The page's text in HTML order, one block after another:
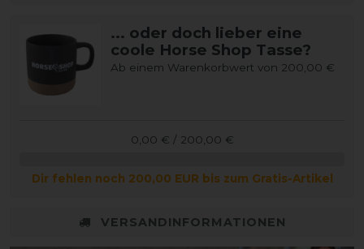
... oder doch lieber eine
coole Horse Shop Tasse?
Ab einem Warenkorbwert von 200,00 €
0,00 € / 200,00 €
Dir fehlen noch 200,00 EUR bis zum Gratis-Artikel
VERSANDINFORMATIONEN